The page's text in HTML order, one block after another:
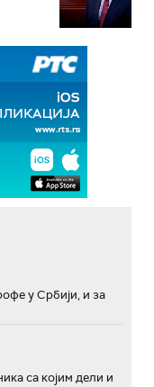
у Србији, и за
са којим дели и